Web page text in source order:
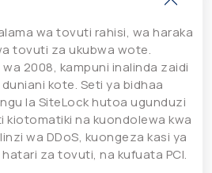
wa tovuti rahisi, wa haraka
tovuti za ukubwa wote.
2008, kampuni inalinda zaidi
kote. Seti ya bidhaa
la SiteLock hutoa ugunduzi
kiotomatiki na kuondolewa kwa
wa DDoS, kuongeza kasi ya
za tovuti, na kufuata PCI.